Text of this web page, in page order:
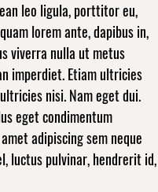
leo ligula, porttitor eu,
lorem ante, dapibus in,
viverra nulla ut metus
imperdiet. Etiam ultricies
nisi. Nam eget dui.
eget condimentum
adipiscing sem neque
luctus pulvinar, hendrerit id,